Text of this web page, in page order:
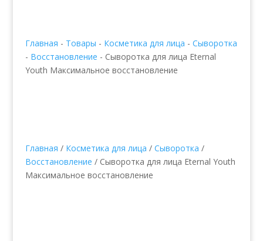
Главная - Товары - Косметика для лица - Сыворотка
- Восстановление - Сыворотка для лица Eternal
Youth Максимальное восстановление
Главная / Косметика для лица / Сыворотка /
Восстановление / Сыворотка для лица Eternal Youth
Максимальное восстановление